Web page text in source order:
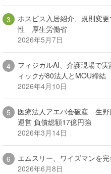
ホスピス入居紹介、規則変
性 厚生労働省
2026年5月7日
フィジカルAI、介護現場で
ィックが80法人とMOU締結
2026年4月10日
医療法人アエバ会破産 生野
運営 負債総額17億円強
2026年3月14日
エムスリー、ワイズマンを
2026年6月8日